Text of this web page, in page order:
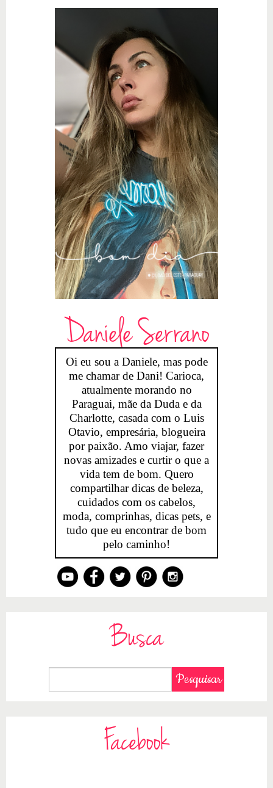
Daniele Serrano
Oi eu sou a Daniele, mas pode
me chamar de Dani! Carioca,
atualmente morando no
Paraguai, mãe da Duda e da
Charlotte, casada com o Luis
Otavio, empresária, blogueira
por paixão. Amo viajar, fazer
novas amizades e curtir o que a
vida tem de bom. Quero
compartilhar dicas de beleza,
cuidados com os cabelos,
moda, comprinhas, dicas pets, e
tudo que eu encontrar de bom
pelo caminho!
Busca
Facebook